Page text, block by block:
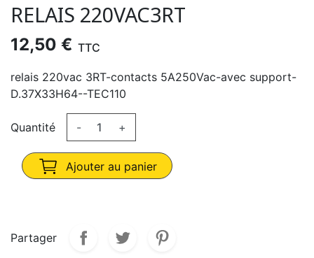
RELAIS 220VAC3RT
12,50 € TTC
relais 220vac 3RT-contacts 5A250Vac-avec support-
D.37X33H64--TEC110
Quantité - +
Ajouter au panier
Partager